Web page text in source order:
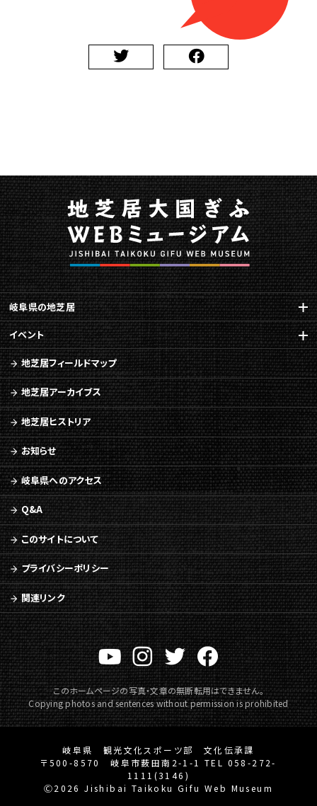
岐阜県の地芝居
イベント
地芝居フィールドマップ
地芝居アーカイブス
地芝居ヒストリア
お知らせ
岐阜県へのアクセス
Q&A
このサイトについて
プライバシーポリシー
関連リンク
このホームページの写真・文章の無断転用はできません。
Copying photos and sentences without permission is prohibited
岐阜県 観光文化スポーツ部 文化伝承課
〒500-8570 岐阜市薮田南2-1-1 TEL 058-272-
1111(3146)
Ⓒ2026 Jishibai Taikoku Gifu Web Museum